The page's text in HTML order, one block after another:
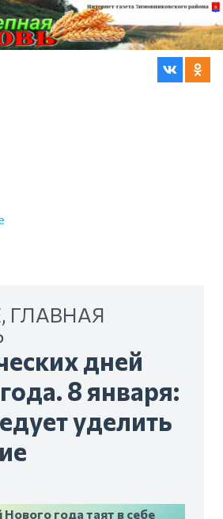
, ГЛАВНАЯ
дней
8 января:
уделить
года таят в себе